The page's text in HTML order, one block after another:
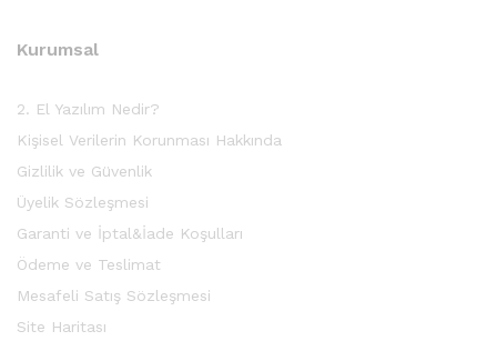
Kurumsal
2. El Yazılım Nedir?
Kişisel Verilerin Korunması Hakkında
Gizlilik ve Güvenlik
Üyelik Sözleşmesi
Garanti ve İptal&İade Koşulları
Ödeme ve Teslimat
Mesafeli Satış Sözleşmesi
Site Haritası